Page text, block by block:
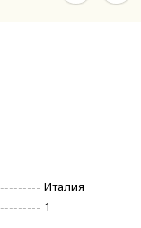
Италия
1